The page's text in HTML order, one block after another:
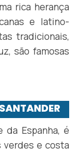
rica herança
e latino-
tradicionais,
são famosas
da Espanha, é
verdes e costa